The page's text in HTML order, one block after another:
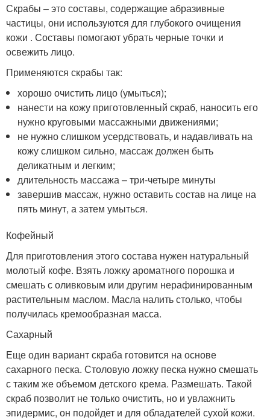
Скрабы – это составы, содержащие абразивные
частицы, они используются для глубокого очищения
кожи . Составы помогают убрать черные точки и
освежить лицо.
Применяются скрабы так:
хорошо очистить лицо (умыться);
нанести на кожу приготовленный скраб, наносить его
нужно круговыми массажными движениями;
не нужно слишком усердствовать, и надавливать на
кожу слишком сильно, массаж должен быть
деликатным и легким;
длительность массажа – три-четыре минуты
завершив массаж, нужно оставить состав на лице на
пять минут, а затем умыться.
Кофейный
Для приготовления этого состава нужен натуральный
молотый кофе. Взять ложку ароматного порошка и
смешать с оливковым или другим нерафинированным
растительным маслом. Масла налить столько, чтобы
получилась кремообразная масса.
Сахарный
Еще один вариант скраба готовится на основе
сахарного песка. Столовую ложку песка нужно смешать
с таким же объемом детского крема. Размешать. Такой
скраб позволит не только очистить, но и увлажнить
эпидермис, он подойдет и для обладателей сухой кожи.